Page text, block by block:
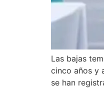
Las bajas
cinco años y
se han